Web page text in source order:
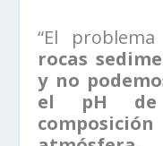
“El
rocas
y no
el pH de